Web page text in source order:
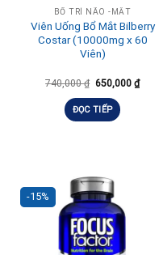
BỔ TRÍ NÃO -MẮT
Viên Uống Bổ Mắt Bilberry
Costar (10000mg x 60
Viên)
740,000₫ 650,000 ₫
ĐỌC TIẾP
-15%